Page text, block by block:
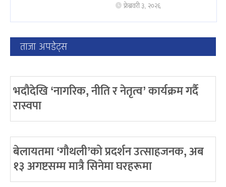
फ्रेब्रवरी ३, २०२६
ताजा अपडेट्स
भदौदेखि ‘नागरिक, नीति र नेतृत्व’ कार्यक्रम गर्दै
रास्वपा
बेलायतमा ‘गौथली’को प्रदर्शन उत्साहजनक, अब
१३ अगष्टसम्म मात्रै सिनेमा घरहरूमा